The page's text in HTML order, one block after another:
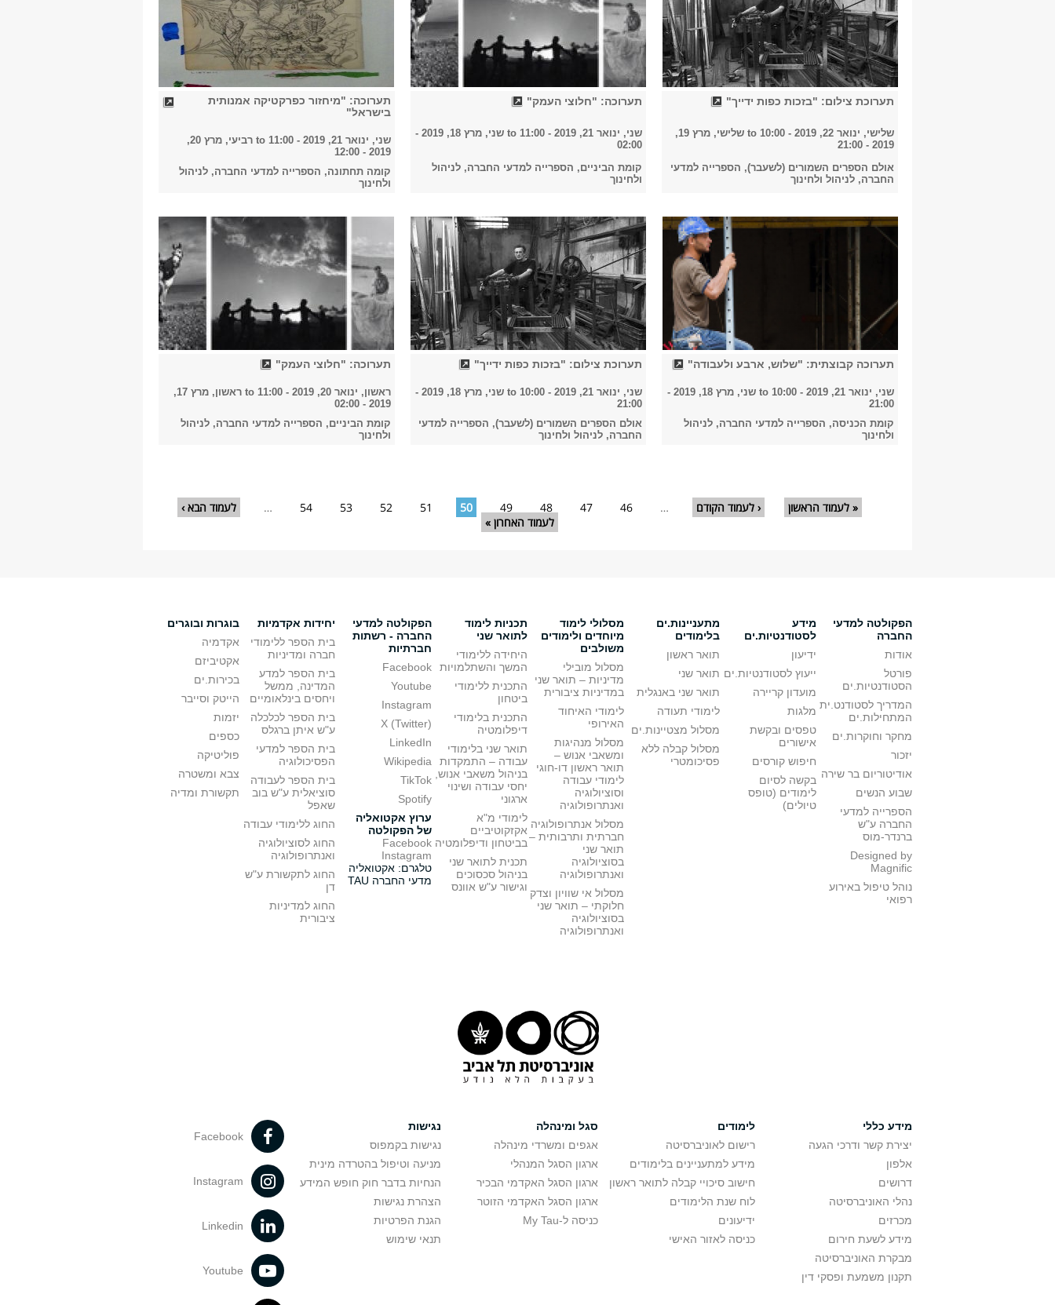
תערוכת צילום: "בזכות כפות ידייך"
שלישי, ינואר 22, 2019 - 10:00
שלישי, מרץ 19,
2019 - 21:00
אולם הספרים השמורים (לשעבר), הספרייה למדעי
החברה, לניהול ולחינוך
תערוכה: "חלוצי העמק"
שני, ינואר 21, 2019 - 11:00
שני, מרץ 18, 2019 -
02:00
קומת הביניים, הספרייה למדעי החברה, לניהול
ולחינוך
תערוכה: "מיחזור כפרקטיקה אמנותית
בישראל"
שני, ינואר 21, 2019 - 11:00 to
רביעי, מרץ 20,
2019 - 12:00
קומה תחתונה, הספרייה למדעי החברה, לניהול
ולחינוך
תערוכה קבוצתית: "שלוש, ארבע ולעבודה"
שני, ינואר 21, 2019 - 10:00
שני, מרץ 18, 2019 -
21:00
קומת הכניסה, הספרייה למדעי החברה, לניהול
ולחינוך
תערוכת צילום: "בזכות כפות ידייך"
שני, ינואר 21, 2019 - 10:00 to
שני, מרץ 18, 2019 -
21:00
אולם הספרים השמורים (לשעבר), הספרייה למדעי
החברה, לניהול ולחינוך
תערוכה: "חלוצי העמק"
ראשון, ינואר 20, 2019 - 11:00 to
ראשון, מרץ 17,
2019 - 02:00
קומת הביניים, הספרייה למדעי החברה, לניהול
ולחינוך
עמודים« לעמוד הראשון ‹ לעמוד הקודם …
46
47
48
49
50
51
52
53
54
…
לעמוד הבא ›
לעמוד האחרון »
הפקולטה למדעי
החברה
אודות
פורטל
הסטודנטיות.ים
המדריך לסטודנט.ית
המתחילות.ים
מחקר וחוקרות.ים
יזכור
אודיטוריום בר שירה
שבוע הנשים
הספרייה למדעי
החברה ע"ש
ברנדר-מוס
Designed by
Magnific
נוהל טיפול באירוע
רפואי
מידע
לסטודנטיות.ים
ידיעון
ייעוץ לסטודנטיות.ים
מועדון קריירה
מלגות
טפסים ובקשת
אישורים
חיפוש קורסים
בקשה לסיום
לימודים (טופס
טיולים)
מתעניינות.ים
בלימודים
תואר ראשון
תואר שני
תואר שני באנגלית
לימודי תעודה
מסלול מצטיינות.ים
מסלול קבלה ללא
פסיכומטרי
מסלולי לימוד
מיוחדים ולימודים
משולבים
מסלול מובילי
מדיניות – תואר שני
במדיניות ציבורית
לימודי האיחוד
האירופי
מסלול מנהיגות
ומשאבי אנוש –
תואר ראשון דו-חוגי
לימודי עבודה
וסוציולוגיה
ואנתרופולוגיה
מסלול אנתרופולוגיה
חברתית ותרבותית –
תואר שני
בסוציולוגיה
ואנתרופולוגיה
מסלול אי שוויון וצדק
חלוקתי – תואר שני
בסוציולוגיה
ואנתרופולוגיה
תכניות לימוד
לתואר שני
היחידה ללימודי
המשך והשתלמויות
התכנית ללימודי
ביטחון
התכנית בלימודי
דיפלומטיה
תואר שני בלימודי
עבודה – התמקדות
בניהול משאבי אנוש,
יחסי עבודה ושינוי
ארגוני
לימודי מ"א
אקזקוטיביים
בביטחון ודיפלומטיה
תכנית לתואר שני
בניהול סכסוכים
וגישור ע"ש אוונס
הפקולטה למדעי
החברה - רשתות
חברתיות
Facebook
Youtube
Instagram
X (Twitter)
LinkedIn
Wikipedia
TikTok
Spotify
ערוץ אקטואליה
של הפקולטה
Facebook
Instagram
טלגרם: אקטואליה
מדעי החברה TAU
יחידות אקדמיות
בית הספר ללימודי
חברה ומדיניות
בית הספר למדע
המדינה, ממשל
ויחסים בינלאומיים
בית הספר לכלכלה
ע"ש איתן ברגלס
בית הספר למדעי
הפסיכולוגיה
בית הספר לעבודה
סוציאלית ע"ש בוב
שאפל
החוג ללימודי עבודה
החוג לסוציולוגיה
ואנתרופולוגיה
החוג לתקשורת ע"ש
דן
החוג למדיניות
ציבורית
בוגרות ובוגרים
אקדמיה
אקטיביזם
בכירות.ים
הייטק וסייבר
יזמות
כספים
פוליטיקה
צבא ומשטרה
תקשורת ומדיה
מידע כללי
יצירת קשר ודרכי הגעה
אלפון
דרושים
נהלי האוניברסיטה
מכרזים
מידע לשעת חירום
מבקרת האוניברסיטה
תקנון משמעת ופסקי דין
לימודים
רישום לאוניברסיטה
מידע למתעניינים בלימודים
חישוב סיכויי קבלה לתואר ראשון
לוח שנת הלימודים
ידיעונים
כניסה לאזור האישי
סגל ומינהלה
אגפים ומשרדי מינהלה
ארגון הסגל המנהלי
ארגון הסגל האקדמי הבכיר
ארגון הסגל האקדמי הזוטר
כניסה ל-My Tau
נגישות
נגישות בקמפוס
מניעה וטיפול בהטרדה מינית
הנחיות בדבר חוק חופש המידע
הצהרת נגישות
הגנת הפרטיות
תנאי שימוש
Facebook
Instagram
Linkedin
Youtube